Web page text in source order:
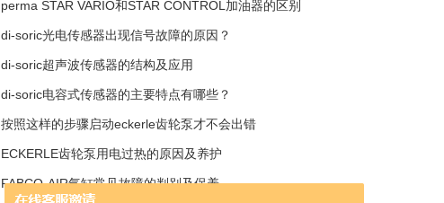
perma STAR VARIO和STAR CONTROL加油器的区别
di-soric光电传感器出现信号故障的原因？
di-soric超声波传感器的结构及应用
di-soric电容式传感器的主要特点有哪些？
按照这样的步骤启动eckerle齿轮泵才不会出错
ECKERLE齿轮泵用电过热的原因及养护
FABCO-AIR气缸常见故障的判别及保养